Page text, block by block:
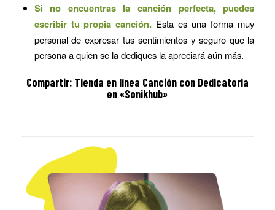
Si no encuentras la canción perfecta, puedes
escribir tu propia canción. Esta es una forma muy
personal de expresar tus sentimientos y seguro que la
persona a quien se la dediques la apreciará aún más.
Compartir: Tienda en línea Canción con Dedicatoria
en «Sonikhub»